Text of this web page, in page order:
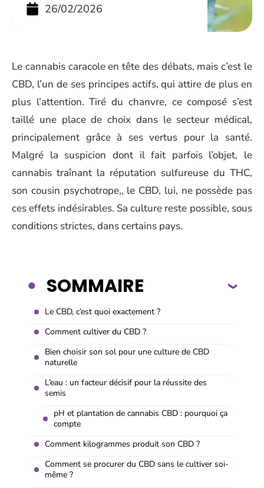
26/02/2026
Le cannabis caracole en tête des débats, mais c’est le
CBD, l’un de ses principes actifs, qui attire de plus en
plus l’attention. Tiré du chanvre, ce composé s’est
taillé une place de choix dans le secteur médical,
principalement grâce à ses vertus pour la santé.
Malgré la suspicion dont il fait parfois l’objet, le
cannabis traînant la réputation sulfureuse du THC,
son cousin psychotrope,, le CBD, lui, ne possède pas
ces effets indésirables. Sa culture reste possible, sous
conditions strictes, dans certains pays.
SOMMAIRE
Le CBD, c’est quoi exactement ?
Comment cultiver du CBD ?
Bien choisir son sol pour une culture de CBD
naturelle
L’eau : un facteur décisif pour la réussite des
semis
pH et plantation de cannabis CBD : pourquoi ça
compte
Comment kilogrammes produit son CBD ?
Comment se procurer du CBD sans le cultiver soi-
même ?